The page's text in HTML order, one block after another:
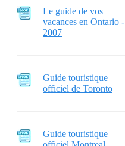
Le guide de vos
vacances en Ontario -
2007
Guide touristique
officiel de Toronto
Guide touristique